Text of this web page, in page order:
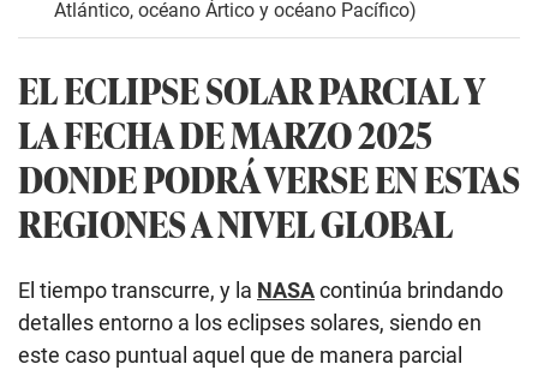
Atlántico, océano Ártico y océano Pacífico)
EL ECLIPSE SOLAR PARCIAL Y
LA FECHA DE MARZO 2025
DONDE PODRÁ VERSE EN ESTAS
REGIONES A NIVEL GLOBAL
El tiempo transcurre, y la NASAcontinúa brindando
detalles entorno a los eclipses solares, siendo en
este caso puntual aquel que de manera parcial